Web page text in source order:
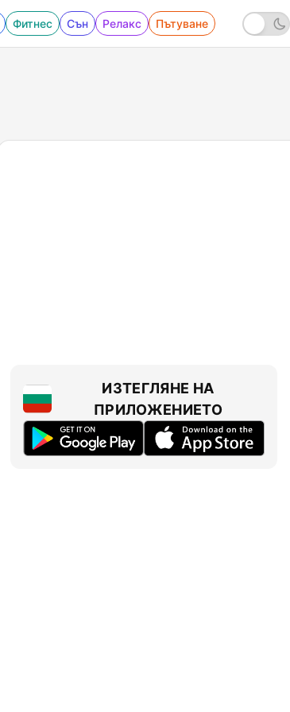
Фитнес Сън Релакс Пътуване
ИЗТЕГЛЯНЕ НА
ПРИЛОЖЕНИЕТО